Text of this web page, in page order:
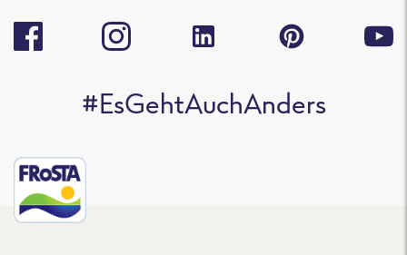
#EsGehtAuchAnders